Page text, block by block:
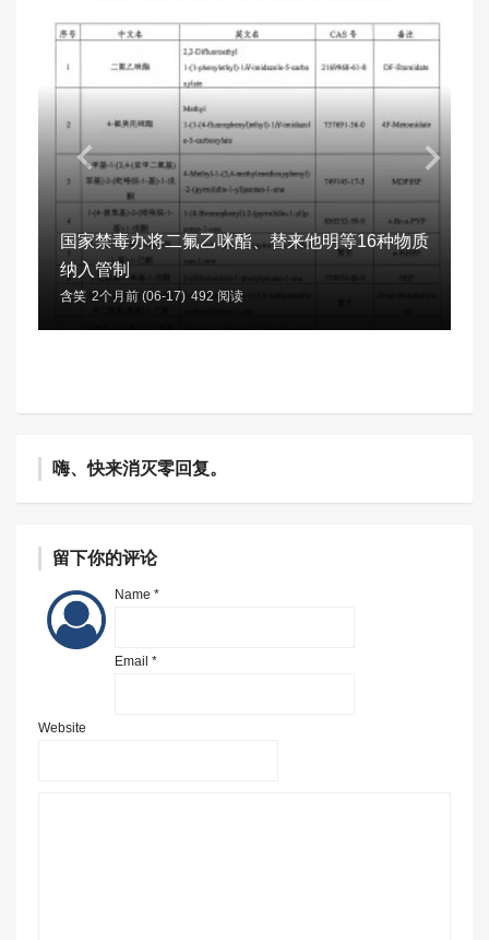
国家禁毒办将二氟乙咪酯、替来他明等16种物质
纳入管制
含笑 2个月前 (06-17) 492 阅读
嗨、快来消灭零回复。
留下你的评论
Name *
Email *
Website